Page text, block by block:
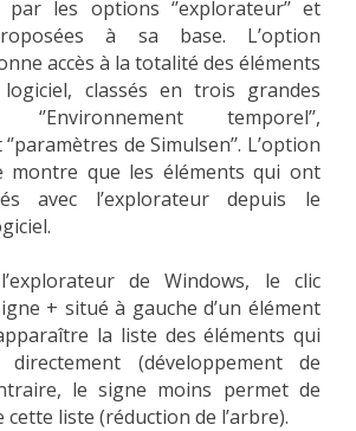
par les options ‘’explorateur’’ et
proposées à sa base. L’option
accès à la totalité des éléments
logiciel, classés en trois grandes
temporel’’,
‘’paramètres de Simulsen’’. L’option
montre que les éléments qui ont
avec l’explorateur depuis le
de Windows, le clic
+ situé à gauche d’un élément
la liste des éléments qui
(développement de
le signe moins permet de
liste (réduction de l’arbre).